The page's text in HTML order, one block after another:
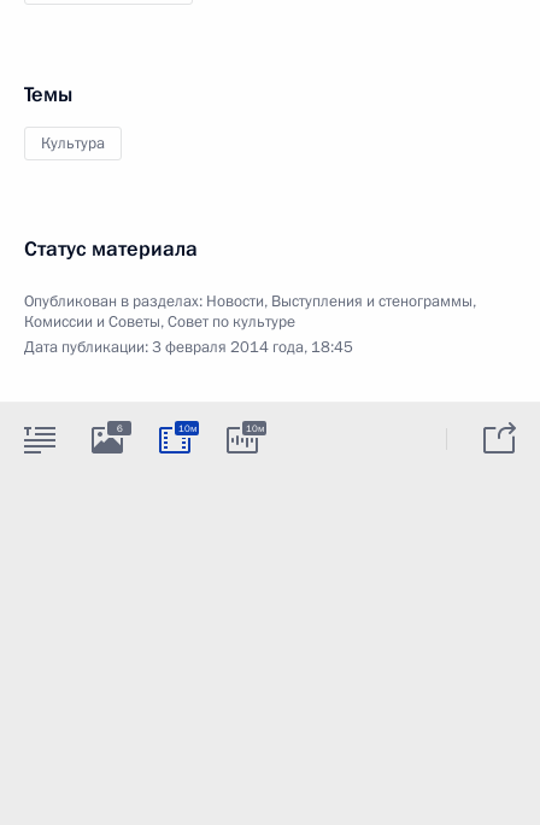
Темы
Культура
Статус материала
Опубликован в разделах: Новости, Выступления и стенограммы,
Комиссии и Советы,Совет по культуре
Дата публикации:3 февраля 2014 года, 18:45
6 10м 10м